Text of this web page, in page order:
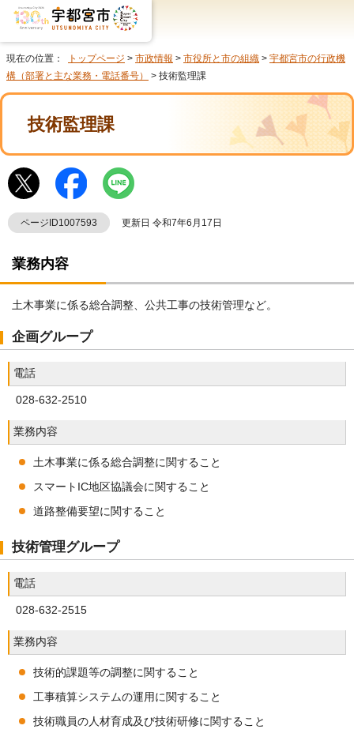
現在の位置： トップページ > 市政情報 > 市役所と市の組織 > 宇都宮市の行政機
構（部署と主な業務・電話番号）
> 技術監理課
技術監理課
ページID1007593 更新日 令和7年6月17日
業務内容
土木事業に係る総合調整、公共工事の技術管理など。
企画グループ
電話
028-632-2510
業務内容
土木事業に係る総合調整に関すること
スマートIC地区協議会に関すること
道路整備要望に関すること
技術管理グループ
電話
028-632-2515
業務内容
技術的課題等の調整に関すること
工事積算システムの運用に関すること
技術職員の人材育成及び技術研修に関すること